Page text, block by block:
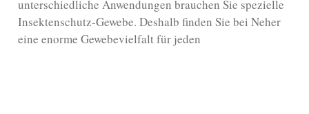
unterschiedliche Anwendungen brauchen Sie spezielle
Insektenschutz-Gewebe. Deshalb finden Sie bei Neher
eine enorme Gewebevielfalt für jeden